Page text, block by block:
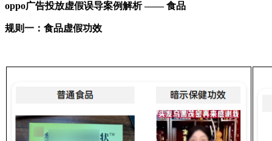
oppo广告投放虚假误导案例解析 —— 食品
规则一：食品虚假功效